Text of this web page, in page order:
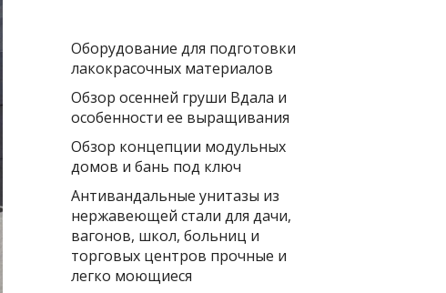
Оборудование для подготовки
лакокрасочных материалов
Обзор осенней груши Вдала и
особенности ее выращивания
Обзор концепции модульных
домов и бань под ключ
Антивандальные унитазы из
нержавеющей стали для дачи,
вагонов, школ, больниц и
торговых центров прочные и
легко моющиеся